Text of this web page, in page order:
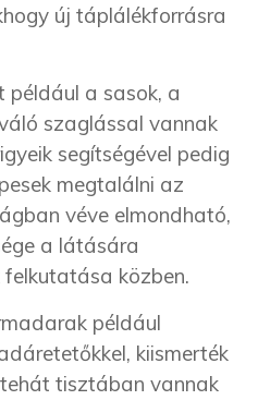
új táplálékforrásra
a sasok, a
szaglással vannak
segítségével pedig
megtalálni az
véve elmondható,
a látására
közben.
például
kiismerték
tisztában vannak